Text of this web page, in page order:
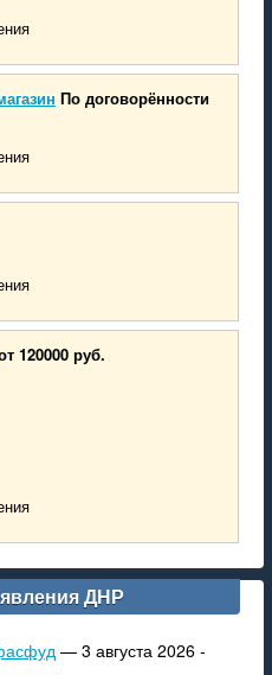
По договорённости
120000 руб.
ДНР
— 3 августа 2026 -